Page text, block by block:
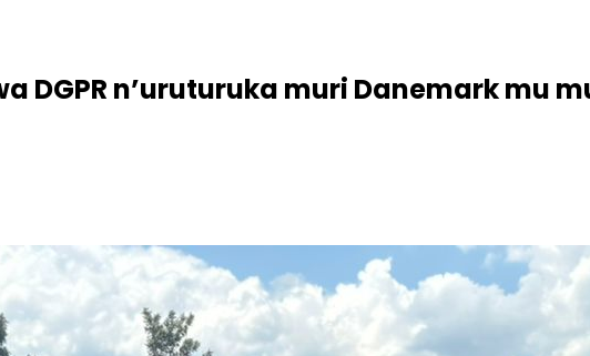
DGPR n’uruturuka muri Danemark mu